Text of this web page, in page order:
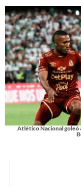
Atlético Nacional goleó